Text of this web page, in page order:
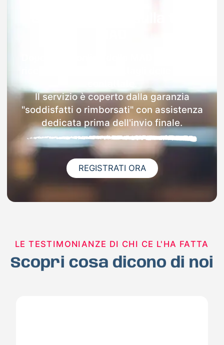
Il servizio è coperto dalla garanzia
"soddisfatti o rimborsati" con assistenza
dedicata prima dell'invio finale.
REGISTRATI ORA
LE TESTIMONIANZE DI CHI CE L'HA FATTA
Scopri cosa dicono di noi